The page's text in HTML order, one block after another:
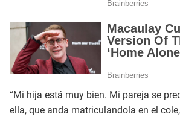
“Mi hija está muy bien. Mi pareja se
ella, que anda matriculandola en el